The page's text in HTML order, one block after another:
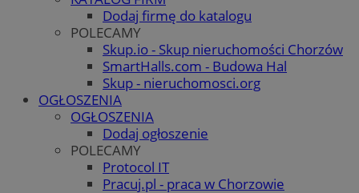
Dodaj firmę do katalogu
POLECAMY
Skup.io - Skup nieruchomości Chorzów
SmartHalls.com - Budowa Hal
Skup - nieruchomosci.org
OGŁOSZENIA
OGŁOSZENIA
Dodaj ogłoszenie
POLECAMY
Protocol IT
Pracuj.pl - praca w Chorzowie